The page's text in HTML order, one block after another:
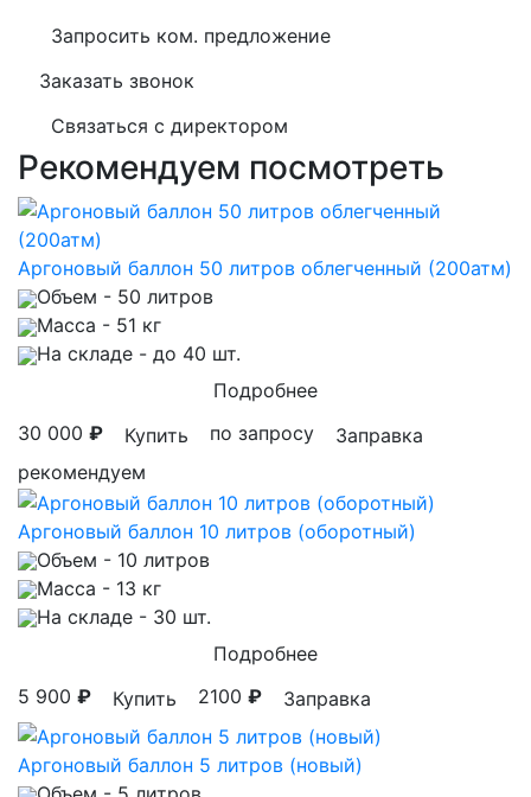
Запросить ком. предложение
Заказать звонок
Связаться с директором
Рекомендуем посмотреть
Аргоновый баллон 50 литров облегченный (200атм)
Объем - 50 литров
Масса - 51 кг
На складе - до 40 шт.
Подробнее
30 000 ₽ Купить по запросу
Заправка
рекомендуем
Аргоновый баллон 10 литров (оборотный)
Объем - 10 литров
Масса - 13 кг
На складе - 30 шт.
Подробнее
5 900 ₽ Купить 2100 ₽ Заправка
Аргоновый баллон 5 литров (новый)